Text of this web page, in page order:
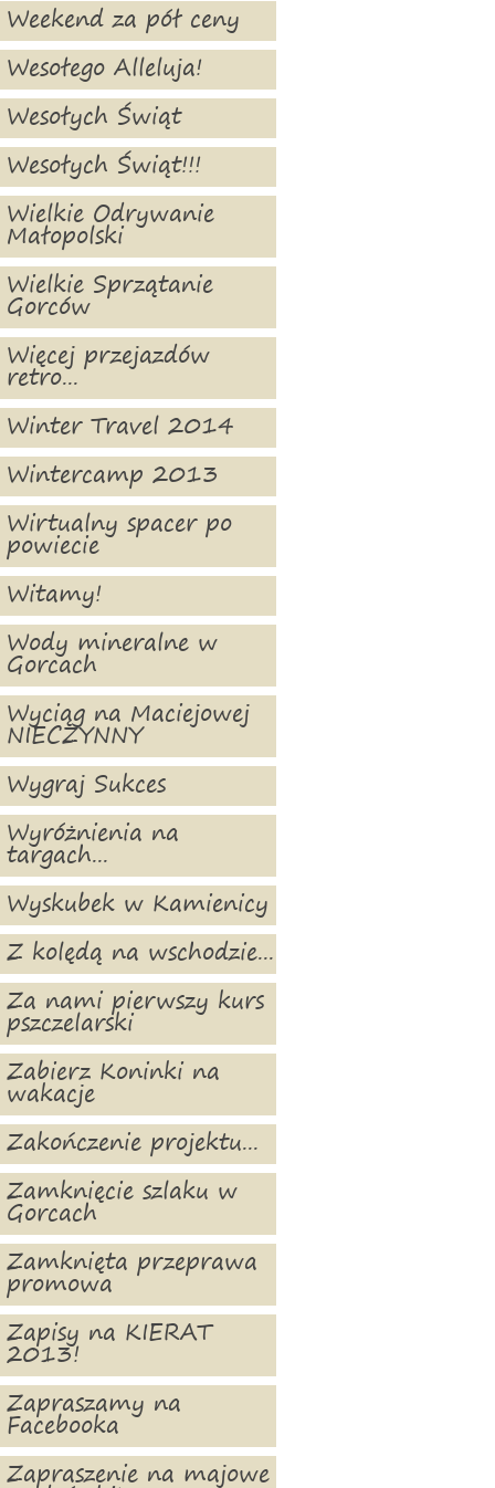
Weekend za pół ceny
Wesołego Alleluja!
Wesołych Świąt
Wesołych Świąt!!!
Wielkie Odrywanie
Małopolski
Wielkie Sprzątanie
Gorców
Więcej przejazdów
retro...
Winter Travel 2014
Wintercamp 2013
Wirtualny spacer po
powiecie
Witamy!
Wody mineralne w
Gorcach
Wyciąg na Maciejowej
NIECZYNNY
Wygraj Sukces
Wyróżnienia na
targach...
Wyskubek w Kamienicy
Z kolędą na wschodzie...
Za nami pierwszy kurs
pszczelarski
Zabierz Koninki na
wakacje
Zakończenie projektu...
Zamknięcie szlaku w
Gorcach
Zamknięta przeprawa
promowa
Zapisy na KIERAT
2013!
Zapraszamy na
Facebooka
Zapraszenie na majowe